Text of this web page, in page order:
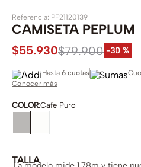
Referencia: PF21120139
CAMISETA PEPLUM
$55.930$79.900 -30 %
Hasta 6 cuotas
Conocer más
COLOR:Cafe Puro
TALLA